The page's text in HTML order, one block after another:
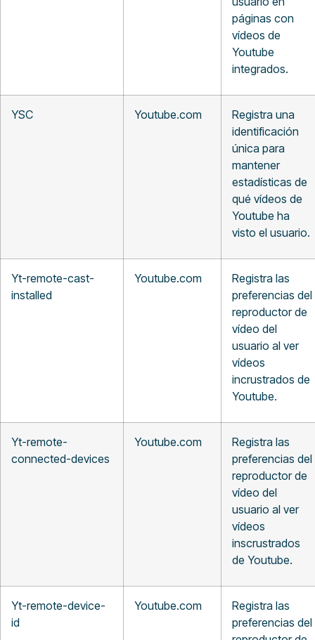
páginas con
vídeos de
Youtube
integrados.
YSC Youtube.com
Registra una
identificación
única para
mantener
estadísticas de
qué vídeos de
Youtube ha
visto el usuario.
Yt-remote-cast-
installed
Youtube.com
Registra las
preferencias del
reproductor de
vídeo del
usuario al ver
vídeos
incrustrados de
Youtube.
Yt-remote-
connected-devices
Youtube.com
Registra las
preferencias del
reproductor de
vídeo del
usuario al ver
vídeos
inscrustrados
de Youtube.
Yt-remote-device-
id
Youtube.com
Registra las
preferencias del